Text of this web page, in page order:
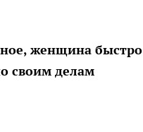
женщина
своим делам